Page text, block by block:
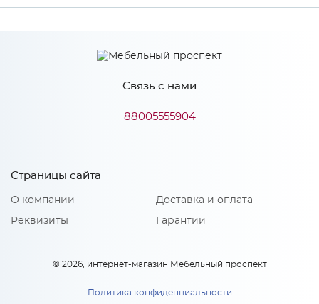
Производитель МиФ
Связь с нами
88005555904
Страницы сайта
О компании
Реквизиты
Доставка и оплата
Гарантии
© 2026, интернет-магазин Мебельный проспект
Политика конфиденциальности